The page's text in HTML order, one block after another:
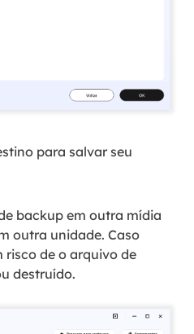
para salvar seu
backup em outra mídia
outra unidade. Caso
de o arquivo de
destruído.